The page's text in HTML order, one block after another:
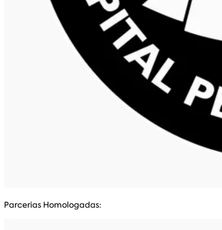
Parcerias Homologadas: